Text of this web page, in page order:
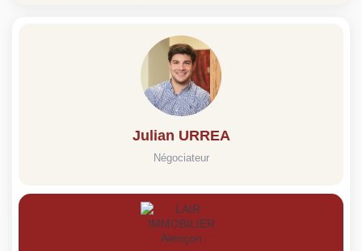
Julian URREA
Négociateur